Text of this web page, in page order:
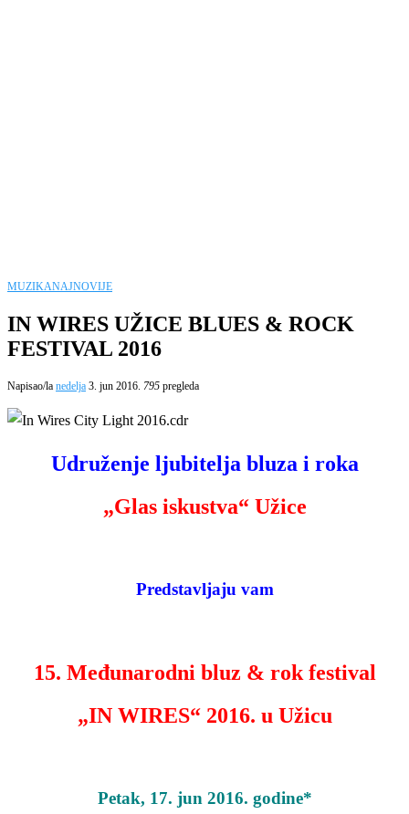
MUZIKANAJNOVIJE
IN WIRES UŽICE BLUES & ROCK
FESTIVAL 2016
Napisao/la nedelja 3. jun 2016. 795 pregleda
Udruženje ljubitelja bluza i roka
„Glas iskustva“ Užice
Predstavljaju vam
15. Međunarodni bluz & rok festival
„IN WIRES“ 2016. u Užicu
Petak, 17. jun 2016. godine*